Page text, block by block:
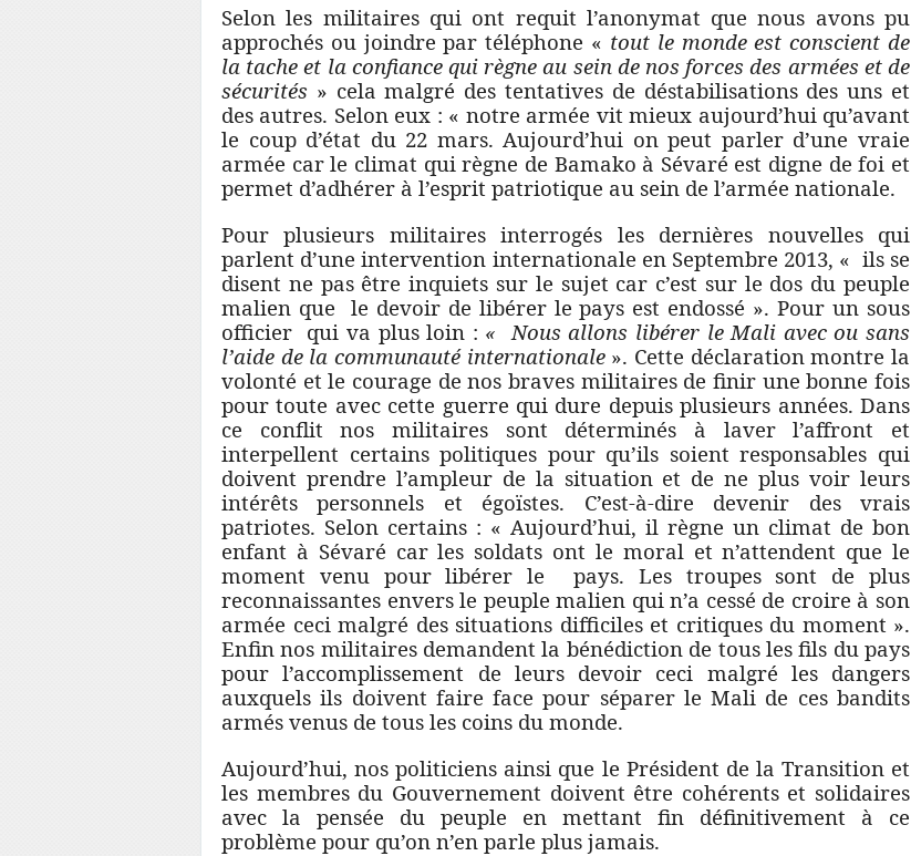
Selon les militaires qui ont requit l’anonymat que nous avons pu
approchés ou joindre par téléphone « tout le monde est conscient de
la tache et la confiance qui règne au sein de nos forces des armées et de
sécurités » cela malgré des tentatives de déstabilisations des uns et
des autres. Selon eux : « notre armée vit mieux aujourd’hui qu’avant
le coup d’état du 22 mars. Aujourd’hui on peut parler d’une vraie
armée car le climat qui règne de Bamako à Sévaré est digne de foi et
permet d’adhérer à l’esprit patriotique au sein de l’armée nationale.
Pour plusieurs militaires interrogés les dernières nouvelles qui
parlent d’une intervention internationale en Septembre 2013, « ils se
disent ne pas être inquiets sur le sujet car c’est sur le dos du peuple
malien que le devoir de libérer le pays est endossé ». Pour un sous
officier qui va plus loin : « Nous allons libérer le Mali avec ou sans
l’aide de la communauté internationale». Cette déclaration montre la
volonté et le courage de nos braves militaires de finir une bonne fois
pour toute avec cette guerre qui dure depuis plusieurs années. Dans
ce conflit nos militaires sont déterminés à laver l’affront et
interpellent certains politiques pour qu’ils soient responsables qui
doivent prendre l’ampleur de la situation et de ne plus voir leurs
intérêts personnels et égoïstes. C’est-à-dire devenir des vrais
patriotes. Selon certains : « Aujourd’hui, il règne un climat de bon
enfant à Sévaré car les soldats ont le moral et n’attendent que le
moment venu pour libérer le pays. Les troupes sont de plus
reconnaissantes envers le peuple malien qui n’a cessé de croire à son
armée ceci malgré des situations difficiles et critiques du moment ».
Enfin nos militaires demandent la bénédiction de tous les fils du pays
pour l’accomplissement de leurs devoir ceci malgré les dangers
auxquels ils doivent faire face pour séparer le Mali de ces bandits
armés venus de tous les coins du monde.
Aujourd’hui, nos politiciens ainsi que le Président de la Transition et
les membres du Gouvernement doivent être cohérents et solidaires
avec la pensée du peuple en mettant fin définitivement à ce
problème pour qu’on n’en parle plus jamais.